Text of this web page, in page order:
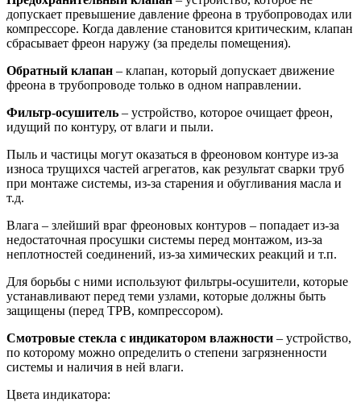
допускает превышение давление фреона в трубопроводах или
компрессоре. Когда давление становится критическим, клапан
сбрасывает фреон наружу (за пределы помещения).
Обратный клапан – клапан, который допускает движение
фреона в трубопроводе только в одном направлении.
Фильтр-осушитель – устройство, которое очищает фреон,
идущий по контуру, от влаги и пыли.
Пыль и частицы могут оказаться в фреоновом контуре из-за
износа трущихся частей агрегатов, как результат сварки труб
при монтаже системы, из-за старения и обугливания масла и
т.д.
Влага – злейший враг фреоновых контуров – попадает из-за
недостаточная просушки системы перед монтажом, из-за
неплотностей соединений, из-за химических реакций и т.п.
Для борьбы с ними используют фильтры-осушители, которые
устанавливают перед теми узлами, которые должны быть
защищены (перед ТРВ, компрессором).
Смотровые стекла с индикатором влажности – устройство,
по которому можно определить о степени загрязненности
системы и наличия в ней влаги.
Цвета индикатора: